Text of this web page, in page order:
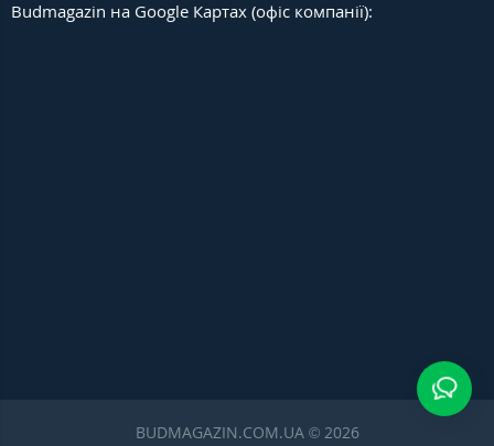
Budmagazin на Google Картах (офіс компанії):
BUDMAGAZIN.COM.UA © 2026